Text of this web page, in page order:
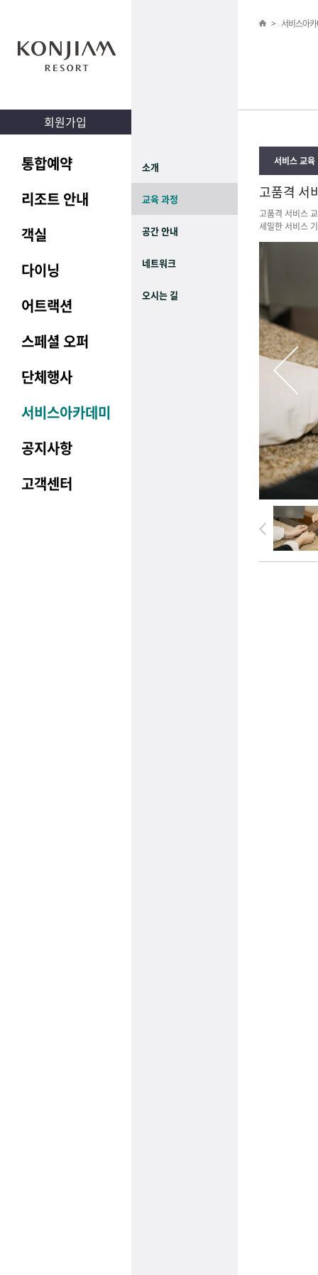
회원가입
통합예약
리조트 안내
객실
다이닝
어트랙션
스페셜 오퍼
단체행사
서비스아카데미
소개
교육 과정
공간 안내
네트워크
오시는 길
공지사항
고객센터
> 서비스아
서비스 교육
고품격 서
고품격 서비스
세밀한 서비스